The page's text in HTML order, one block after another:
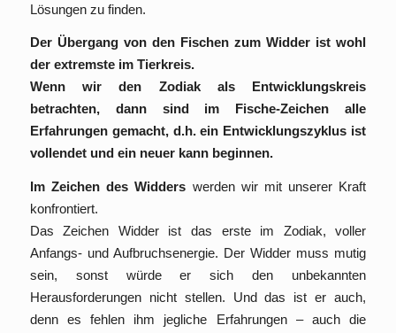
Lösungen zu finden.
Der Übergang von den Fischen zum Widder ist wohl
der extremste im Tierkreis.
Wenn wir den Zodiak als Entwicklungskreis
betrachten, dann sind im Fische-Zeichen alle
Erfahrungen gemacht, d.h. ein Entwicklungszyklus ist
vollendet und ein neuer kann beginnen.
Im Zeichen des Widders werden wir mit unserer Kraft
konfrontiert.
Das Zeichen Widder ist das erste im Zodiak, voller
Anfangs- und Aufbruchsenergie. Der Widder muss mutig
sein, sonst würde er sich den unbekannten
Herausforderungen nicht stellen. Und das ist er auch,
denn es fehlen ihm jegliche Erfahrungen – auch die